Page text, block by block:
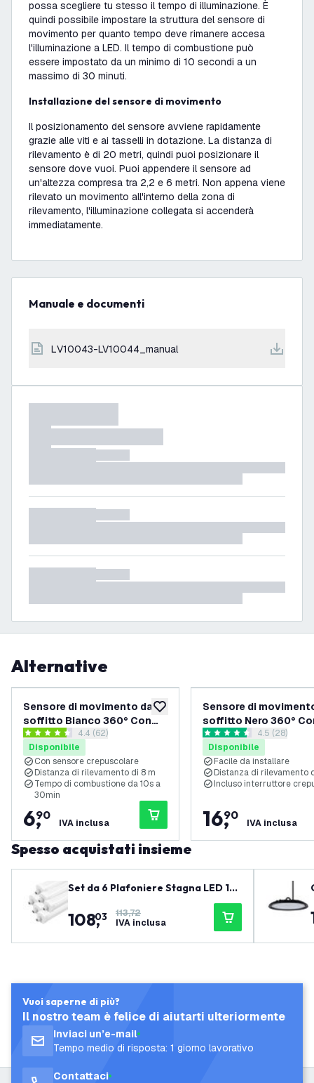
possa scegliere tu stesso il tempo di illuminazione. È
quindi possibile impostare la struttura del sensore di
movimento per quanto tempo deve rimanere accesa
l'illuminazione a LED. Il tempo di combustione può
essere impostato da un minimo di 10 secondi a un
massimo di 30 minuti.
Installazione del sensore di movimento
Il posizionamento del sensore avviene rapidamente
grazie alle viti e ai tasselli in dotazione. La distanza di
rilevamento è di 20 metri, quindi puoi posizionare il
sensore dove vuoi. Puoi appendere il sensore ad
un'altezza compresa tra 2,2 e 6 metri. Non appena viene
rilevato un movimento all'interno della zona di
rilevamento, l'illuminazione collegata si accenderà
immediatamente.
Manuale e documenti
LV10043-LV10044_manual
Alternative
aggiungi alla lista desideri
Sensore di movimento da
soffitto Bianco 360° Con
Interruttore Crepuscolare
Portata di 8M
apri il cassetto delle recensioni
4.4 stelle di valutazione
4.4 (62)
Disponibile
Con sensore crepuscolare
Distanza di rilevamento di 8 m
Tempo di combustione da 10s a
30min
6,
90
IVA inclusa
Sensore di
soffitto Nero 360°
Interruttore
Portata di 20M - IP65
apri il
4.5 stelle di valutazione
4.5 (28)
Disponibile
Facile da installare
Distanza di rilevamento
Incluso interruttore
16,
90
IVA inclusa
Spesso acquistati insieme
Set da 6 Plafoniere Stagna LED 15
0 cm - LED Samsung - IP65 - 48W -
130 lm/W - 6500K - Collegabili - ga
ranzia 5 anni
108,
03
113,72
IVA inclusa
Vuoi saperne di più?
Il nostro team è felice di aiutarti ulteriormente
Inviaci un’e-mail
Tempo medio di risposta: 1 giorno lavorativo
Contattaci